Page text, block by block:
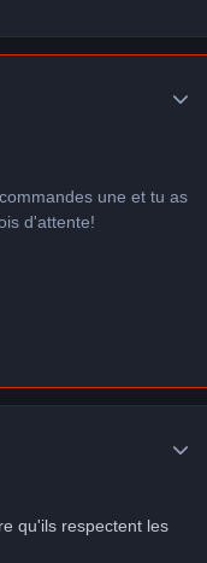
une et tu as
d'attente!
qu'ils respectent les